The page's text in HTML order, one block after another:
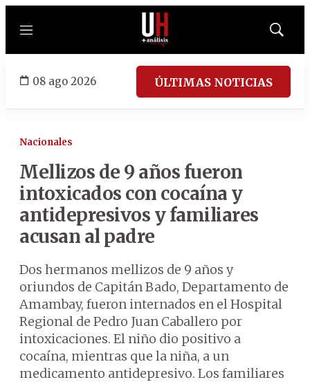
Menú
Mostrar
08 ago 2026 ÚLTIMAS NOTICIAS
Nacionales
Mellizos de 9 años fueron
intoxicados con cocaína y
antidepresivos y familiares
acusan al padre
Dos hermanos mellizos de 9 años y
oriundos de Capitán Bado, Departamento de
Amambay, fueron internados en el Hospital
Regional de Pedro Juan Caballero por
intoxicaciones. El niño dio positivo a
cocaína, mientras que la niña, a un
medicamento antidepresivo. Los familiares